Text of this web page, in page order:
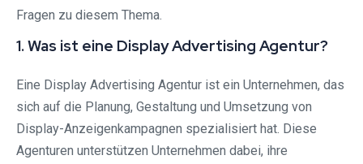
Fragen zu diesem Thema.
1. Was ist eine Display Advertising Agentur?
Eine Display Advertising Agentur ist ein Unternehmen, das
sich auf die Planung, Gestaltung und Umsetzung von
Display-Anzeigenkampagnen spezialisiert hat. Diese
Agenturen unterstützen Unternehmen dabei, ihre